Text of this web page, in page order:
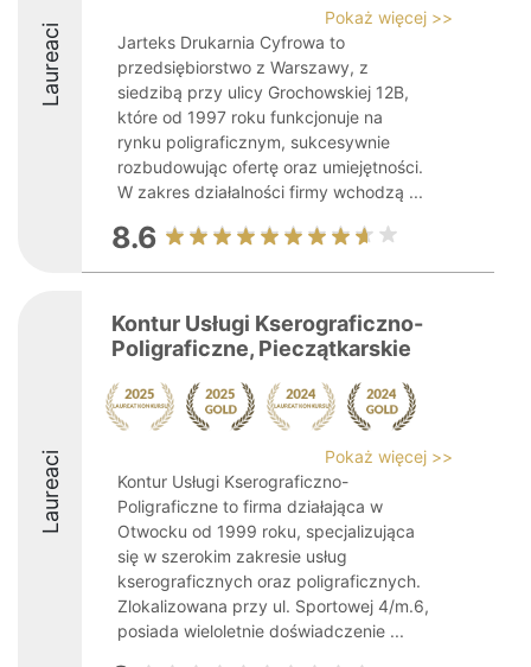
Laureaci
Pokaż więcej >>
Jarteks Drukarnia Cyfrowa to
przedsiębiorstwo z Warszawy, z
siedzibą przy ulicy Grochowskiej 12B,
które od 1997 roku funkcjonuje na
rynku poligraficznym, sukcesywnie
rozbudowując ofertę oraz umiejętności.
W zakres działalności firmy wchodzą ...
8.6
Laureaci
Kontur Usługi Kserograficzno-
Poligraficzne, Pieczątkarskie
Pokaż więcej >>
Kontur Usługi Kserograficzno-
Poligraficzne to firma działająca w
Otwocku od 1999 roku, specjalizująca
się w szerokim zakresie usług
kserograficznych oraz poligraficznych.
Zlokalizowana przy ul. Sportowej 4/m.6,
posiada wieloletnie doświadczenie ...